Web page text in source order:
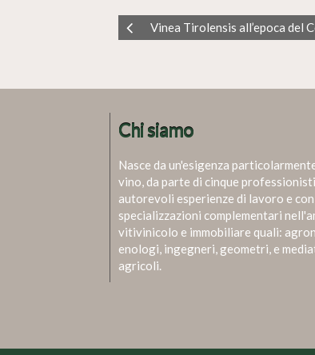
Vinea Tirolensis all’epoca del
Chi siamo
Nasce da un'esigenza
vino, da parte di cinque
autorevoli esperienze di lavoro e con
specializzazioni complementari
vitivinicolo e immobiliare quali:
enologi, ingegneri, geometri, e
agricoli.